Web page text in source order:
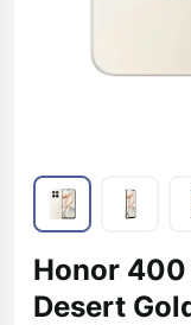
Honor 400
Desert